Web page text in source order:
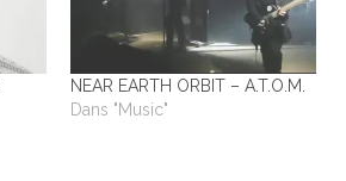
NEAR EARTH ORBIT – A.T.O.M.
Dans "Music"